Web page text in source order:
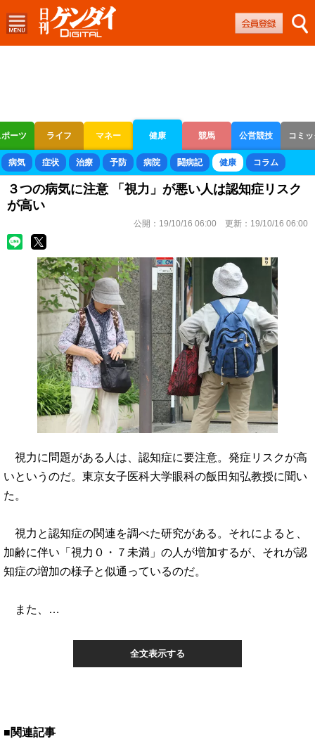
ーツ ライフ マネー 健康 競馬 公営競技 コミ
ボートレース 競輪 オートレース
病気 症状 治療 予防 病院 闘病記 健康 コラム
３つの病気に注意 「視力」が悪い人は認知症リスク
が高い
公開： 19/10/16 06:00 更新： 19/10/16 06:00
視力に問題がある人は、認知症に要注意。発症リスクが高
いというのだ。東京女子医科大学眼科の飯田知弘教授に聞い
た。
視力と認知症の関連を調べた研究がある。それによると、
加齢に伴い「視力０・７未満」の人が増加するが、それが認
知症の増加の様子と似通っているのだ。
また、…
全文表示する
■関連記事